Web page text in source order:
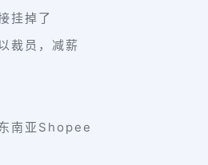
挂掉了
裁员，减薪
南亚Shopee